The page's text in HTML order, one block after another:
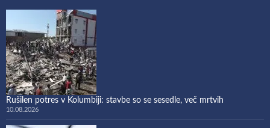
Rušilen potres v Kolumbiji: stavbe so se sesedle, več mrtvih
10.08.2026